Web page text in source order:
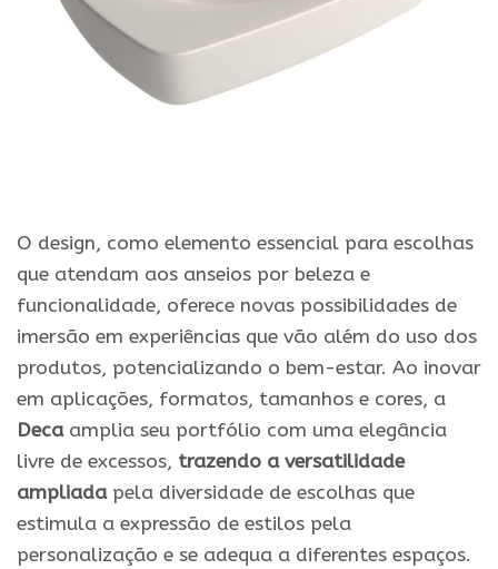
O design, como elemento essencial para escolhas
que atendam aos anseios por beleza e
funcionalidade, oferece novas possibilidades de
imersão em experiências que vão além do uso dos
produtos, potencializando o bem-estar. Ao inovar
em aplicações, formatos, tamanhos e cores, a
Decaamplia seu portfólio com uma elegância
livre de excessos, trazendo a versatilidade
ampliadapela diversidade de escolhas que
estimula a expressão de estilos pela
personalização e se adequa a diferentes espaços.